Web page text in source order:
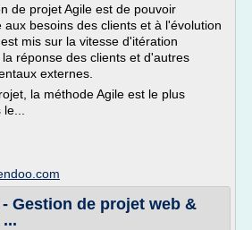
de projet Agile est de pouvoir
besoins des clients et à l'évolution
mis sur la vitesse d'itération
réponse des clients et d'autres
externes.
la méthode Agile est le plus
Gestion de projet web &